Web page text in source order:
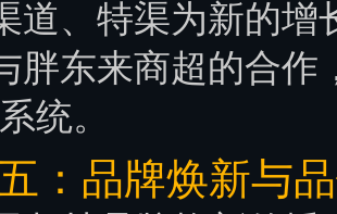
道、特渠为新的增
胖东来商超的合作
统。
：品牌焕新与